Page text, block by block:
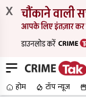
X
होम टॉप न्यूज